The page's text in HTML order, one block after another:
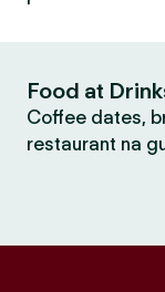
Food at
Coffee dates,
restaurant na